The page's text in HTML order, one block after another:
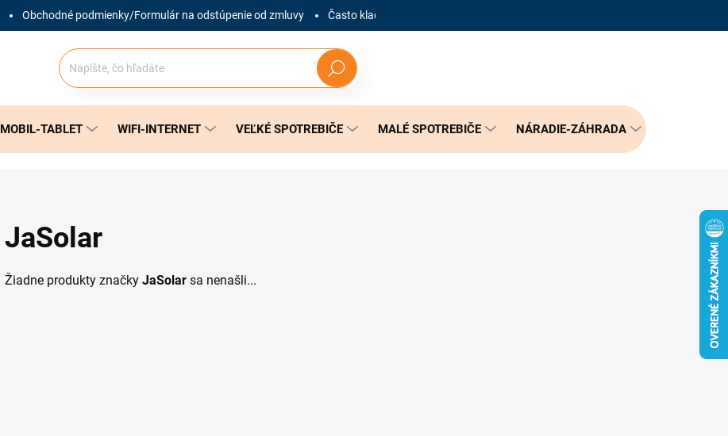
Obchodné podmienky/Formulár na odstúpenie od zmluvy Často kladené otázky
Hľadať
MOBIL-TABLET WIFI-INTERNET VEĽKÉ SPOTREBIČE MALÉ SPOTREBIČE NÁRADIE-ZÁHRADA
JaSolar
Žiadne produkty značky JaSolar sa nenašli...